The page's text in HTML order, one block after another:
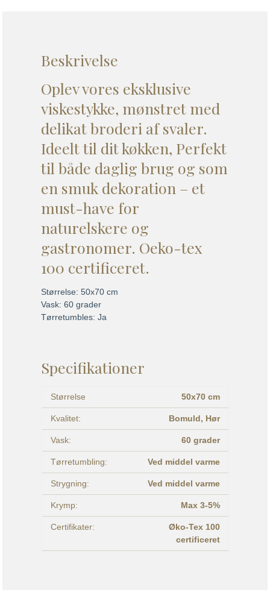
Beskrivelse
Oplev vores eksklusive
viskestykke, mønstret med
delikat broderi af svaler.
Ideelt til dit køkken, Perfekt
til både daglig brug og som
en smuk dekoration – et
must-have for
naturelskere og
gastronomer. Oeko-tex
100 certificeret.
Størrelse: 50x70 cm
Vask: 60 grader
Tørretumbles: Ja
Specifikationer
Størrelse 50x70 cm
Kvalitet: Bomuld, Hør
Vask: 60 grader
Tørretumbling: Ved middel varme
Strygning: Ved middel varme
Krymp: Max 3-5%
Certifikater:
Øko-Tex 100
certificeret